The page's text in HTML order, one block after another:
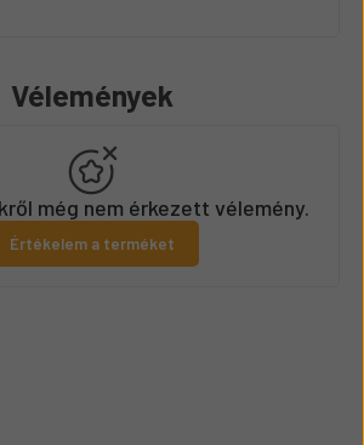
Vélemények
még nem érkezett vélemény.
Értékelem a terméket